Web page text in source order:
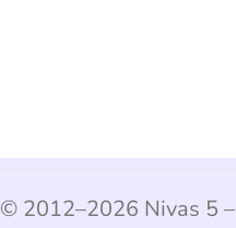
© 2012–2026 Nivas 5 –